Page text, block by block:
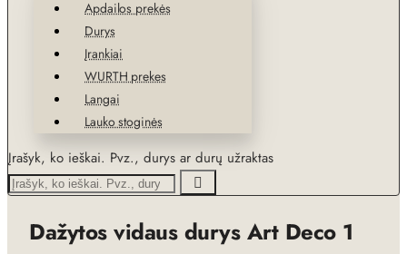
Apdailos prekės
Durys
Įrankiai
WURTH prekes
Langai
Lauko stoginės
Įrašyk, ko ieškai. Pvz., durys ar durų užraktas
Dažytos vidaus durys Art Deco 1